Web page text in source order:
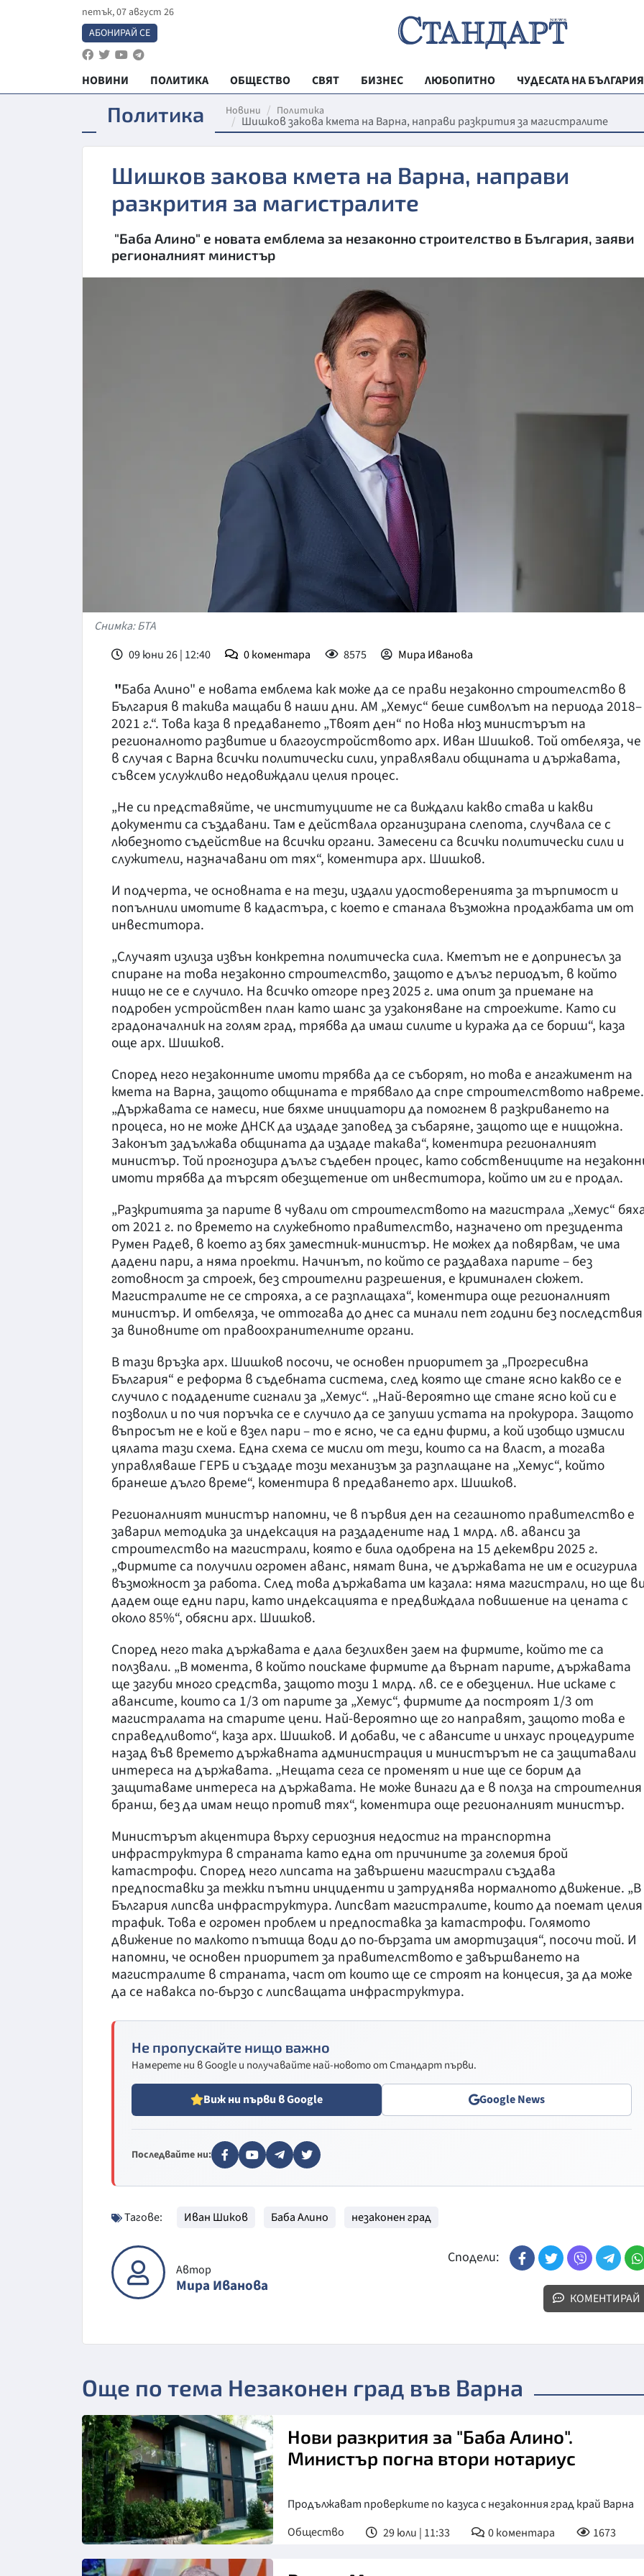
петък, 07 август 26
АБОНИРАЙ СЕ
НОВИНИ ПОЛИТИКА ОБЩЕСТВО СВЯТ БИЗНЕС ЛЮБОПИТНО
ЧУДЕСАТА НА БЪЛГАРИЯ
ВЕСТНИК
МОЯТ ГРАД
Политика Новини Политика
Шишков закова кмета на Варна, направи разкрития за магистралите
Шишков закова кмета на Варна, направи
разкрития за магистралите
"Баба Алино" е новата емблема за незаконно строителство в България, заяви
регионалният министър
Снимка: БТА
09 юни 26 | 12:40
0коментара 8575 Мира Иванова
"Баба Алино" е новата емблема как може да се прави незаконно строителство в
България в такива мащаби в наши дни. АМ „Хемус“ беше символът на периода 2018–
2021 г.“. Това каза в предаването „Твоят ден“ по Нова нюз министърът на
регионалното развитие и благоустройството арх. Иван Шишков. Той отбеляза, че
в случая с Варна всички политически сили, управлявали общината и държавата,
съвсем услужливо недовиждали целия процес.
„Не си представяйте, че институциите не са виждали какво става и какви
документи са създавани. Там е действала организирана слепота, случвала се с
любезното съдействие на всички органи. Замесени са всички политически сили и
служители, назначавани от тях“, коментира арх. Шишков.
И подчерта, че основната е на тези, издали удостоверенията за търпимост и
попълнили имотите в кадастъра, с което е станала възможна продажбата им от
инвеститора.
„Случаят излиза извън конкретна политическа сила. Кметът не е допринесъл за
спиране на това незаконно строителство, защото е дълъг периодът, в който
нищо не се е случило. На всичко отгоре през 2025 г. има опит за приемане на
подробен устройствен план като шанс за узаконяване на строежите. Като си
градоначалник на голям град, трябва да имаш силите и куража да се бориш“, каза
още арх. Шишков.
Според него незаконните имоти трябва да се съборят, но това е ангажимент на
кмета на Варна, защото общината е трябвало да спре строителството навреме.
„Държавата се намеси, ние бяхме инициатори да помогнем в разкриването на
процеса, но не може ДНСК да издаде заповед за събаряне, защото ще е нищожна.
Законът задължава общината да издаде такава“, коментира регионалният
министър. Той прогнозира дълъг съдебен процес, като собствениците на
имоти трябва да търсят обезщетение от инвеститора, който им ги е продал.
„Разкритията за парите в чували от строителството на магистрала „Хемус“
от 2021 г. по времето на служебното правителство, назначено от президента
Румен Радев, в което аз бях заместник-министър. Не можех да повярвам, че има
дадени пари, а няма проекти. Начинът, по който се раздаваха парите – без
готовност за строеж, без строителни разрешения, е криминален сюжет.
Магистралите не се строяха, а се разплащаха“, коментира още регионалният
министър. И отбеляза, че оттогава до днес са минали пет години без последствия
за виновните от правоохранителните органи.
В тази връзка арх. Шишков посочи, че основен приоритет за „Прогресивна
България“ е реформа в съдебната система, след която ще стане ясно какво се е
случило с подадените сигнали за „Хемус“. „Най-вероятно ще стане ясно кой си е
позволил и по чия поръчка се е случило да се запуши устата на прокурора. Защото
въпросът не е кой е взел пари – то е ясно, че са едни фирми, а кой изобщо измисли
цялата тази схема. Една схема се мисли от тези, които са на власт, а тогава
управляваше ГЕРБ и създаде този механизъм за разплащане на „Хемус“, който
бранеше дълго време“, коментира в предаването арх. Шишков.
Регионалният министър напомни, че в първия ден на сегашното правителство е
заварил методика за индексация на раздадените над 1 млрд. лв. аванси за
строителство на магистрали, която е била одобрена на 15 декември 2025 г.
„Фирмите са получили огромен аванс, нямат вина, че държавата не им е осигурила
възможност за работа. След това държавата им казала: няма магистрали, но ще
дадем още едни пари, като индексацията е предвиждала повишение на цената с
около 85%“, обясни арх. Шишков.
Според него така държавата е дала безлихвен заем на фирмите, който те са
ползвали. „В момента, в който поискаме фирмите да върнат парите, държавата
ще загуби много средства, защото този 1 млрд. лв. се е обезценил. Ние искаме с
авансите, които са 1/3 от парите за „Хемус“, фирмите да построят 1/3 от
магистралата на старите цени. Най-вероятно ще го направят, защото това е
справедливото“, каза арх. Шишков. И добави, че с авансите и инхаус процедурите
назад във времето държавната администрация и министърът не са защитавали
интереса на държавата. „Нещата сега се променят и ние ще се борим да
защитаваме интереса на държавата. Не може винаги да е в полза на строителния
бранш, без да имам нещо против тях“, коментира още регионалният министър.
Министърът акцентира върху сериозния недостиг на транспортна
инфраструктура в страната като една от причините за големия брой
катастрофи. Според него липсата на завършени магистрали създава
предпоставки за тежки пътни инциденти и затруднява нормалното движение. „В
България липсва инфраструктура. Липсват магистралите, които да поемат целия
трафик. Това е огромен проблем и предпоставка за катастрофи. Голямото
движение по малкото пътища води до по-бързата им амортизация“, посочи той. И
напомни, че основен приоритет за правителството е завършването на
магистралите в страната, част от които ще се строят на концесия, за да може
да се навакса по-бързо с липсващата инфраструктура.
Не пропускайте нищо важно
Намерете ни в Google и получавайте най-новото от Стандарт първи.
Виж ни първи в Google Google News
Последвайте ни:
Тагове: Иван Шиков Баба Алино незаконен град
Автор
Мира Иванова
Сподели:
КОМЕНТИРАЙ
Още по тема Незаконен град във Варна
Снимка: бТВ
Нови разкрития за "Баба Алино".
Министър погна втори нотариус
Продължават проверките по казуса с незаконния град край Варна
Общество
29 юли | 11:33 0коментара 1673